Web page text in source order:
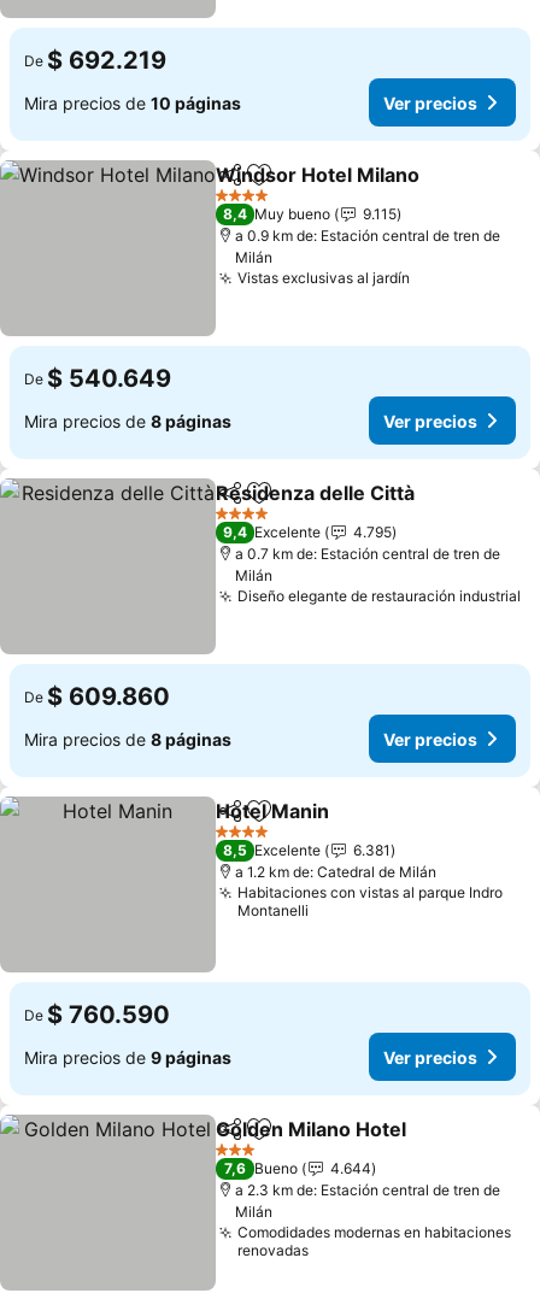
De $ 692.219
Mira precios de 10 páginas Ver precios
CompartirAgregar a favoritos
Windsor Hotel Milano
4 Estrellas
8,4 Muy bueno
9.115
a 0.9 km de: Estación central de tren de
Milán
Vistas exclusivas al jardín
De $ 540.649
Mira precios de 8 páginas Ver precios
CompartirAgregar a favoritos
Residenza delle Città
4 Estrellas
9,4 Excelente
4.795
a 0.7 km de: Estación central de tren de
Milán
Diseño elegante de restauración industrial
De $ 609.860
Mira precios de 8 páginas Ver precios
CompartirAgregar a favoritos
Hotel Manin
4 Estrellas
8,5 Excelente
6.381
a 1.2 km de: Catedral de Milán
Habitaciones con vistas al parque Indro
Montanelli
De $ 760.590
Mira precios de 9 páginas Ver precios
CompartirAgregar a favoritos
Golden Milano Hotel
3 Estrellas
7,6 Bueno
4.644
a 2.3 km de: Estación central de tren de
Milán
Comodidades modernas en habitaciones
renovadas